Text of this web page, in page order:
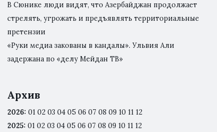
В Сюнике люди видят, что Азербайджан продолжает
стрелять, угрожать и предъявлять территориальные
претензии
«Руки медиа закованы в кандалы». Ульвия Али
задержана по «делу Мейдан ТВ»
Архив
2026: 01 02 03 04 05 06 07 08 09 10 11 12
2025: 01 02 03 04 05 06 07 08 09 10 11 12